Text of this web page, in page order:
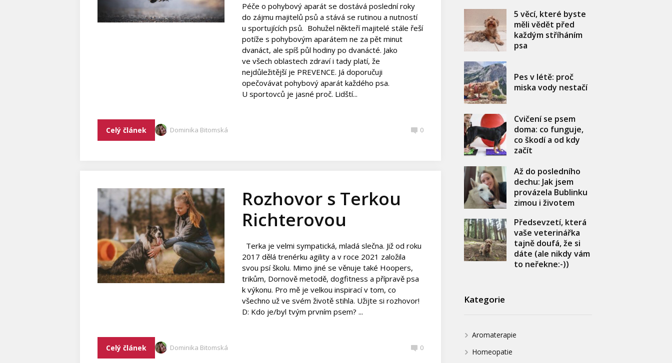
Péče o pohybový aparát se dostává poslední roky
do zájmu majitelů psů a stává se rutinou a nutností
u sportujících psů. Bohužel někteří majitelé stále řeší
potíže s pohybovým aparátem ne za pět minut
dvanáct, ale spíš půl hodiny po dvanácté. Jako
ve všech oblastech zdraví i tady platí, že
nejdůležitější je PREVENCE. Já doporučuji
opečovávat pohybový aparát každého psa.
U sportovců je jasné proč. Lidští...
Celý článek Dominika Bitomská 0
Rozhovor s Terkou
Richterovou
Terka je velmi sympatická, mladá slečna. Již od roku
2017 dělá trenérku agility a v roce 2021 založila
svou psí školu. Mimo jiné se věnuje také Hoopers,
trikům, Dornově metodě, dogfitness a přípravě psa
k výkonu. Pro mě je velkou inspirací v tom, co
všechno už ve svém životě stihla. Užijte si rozhovor!
D: Kdo je/byl tvým prvním psem? ...
Celý článek Dominika Bitomská 0
5 věcí, které byste
měli vědět před
každým stříháním
psa
Pes v létě: proč
miska vody nestačí
Cvičení se psem
doma: co funguje,
co škodí a od kdy
začít
Až do posledního
dechu: Jak jsem
provázela Bublinku
zimou i životem
Předsevzetí, která
vaše veterinářka
tajně doufá, že si
dáte (ale nikdy vám
to neřekne:-))
Kategorie
Aromaterapie
Homeopatie